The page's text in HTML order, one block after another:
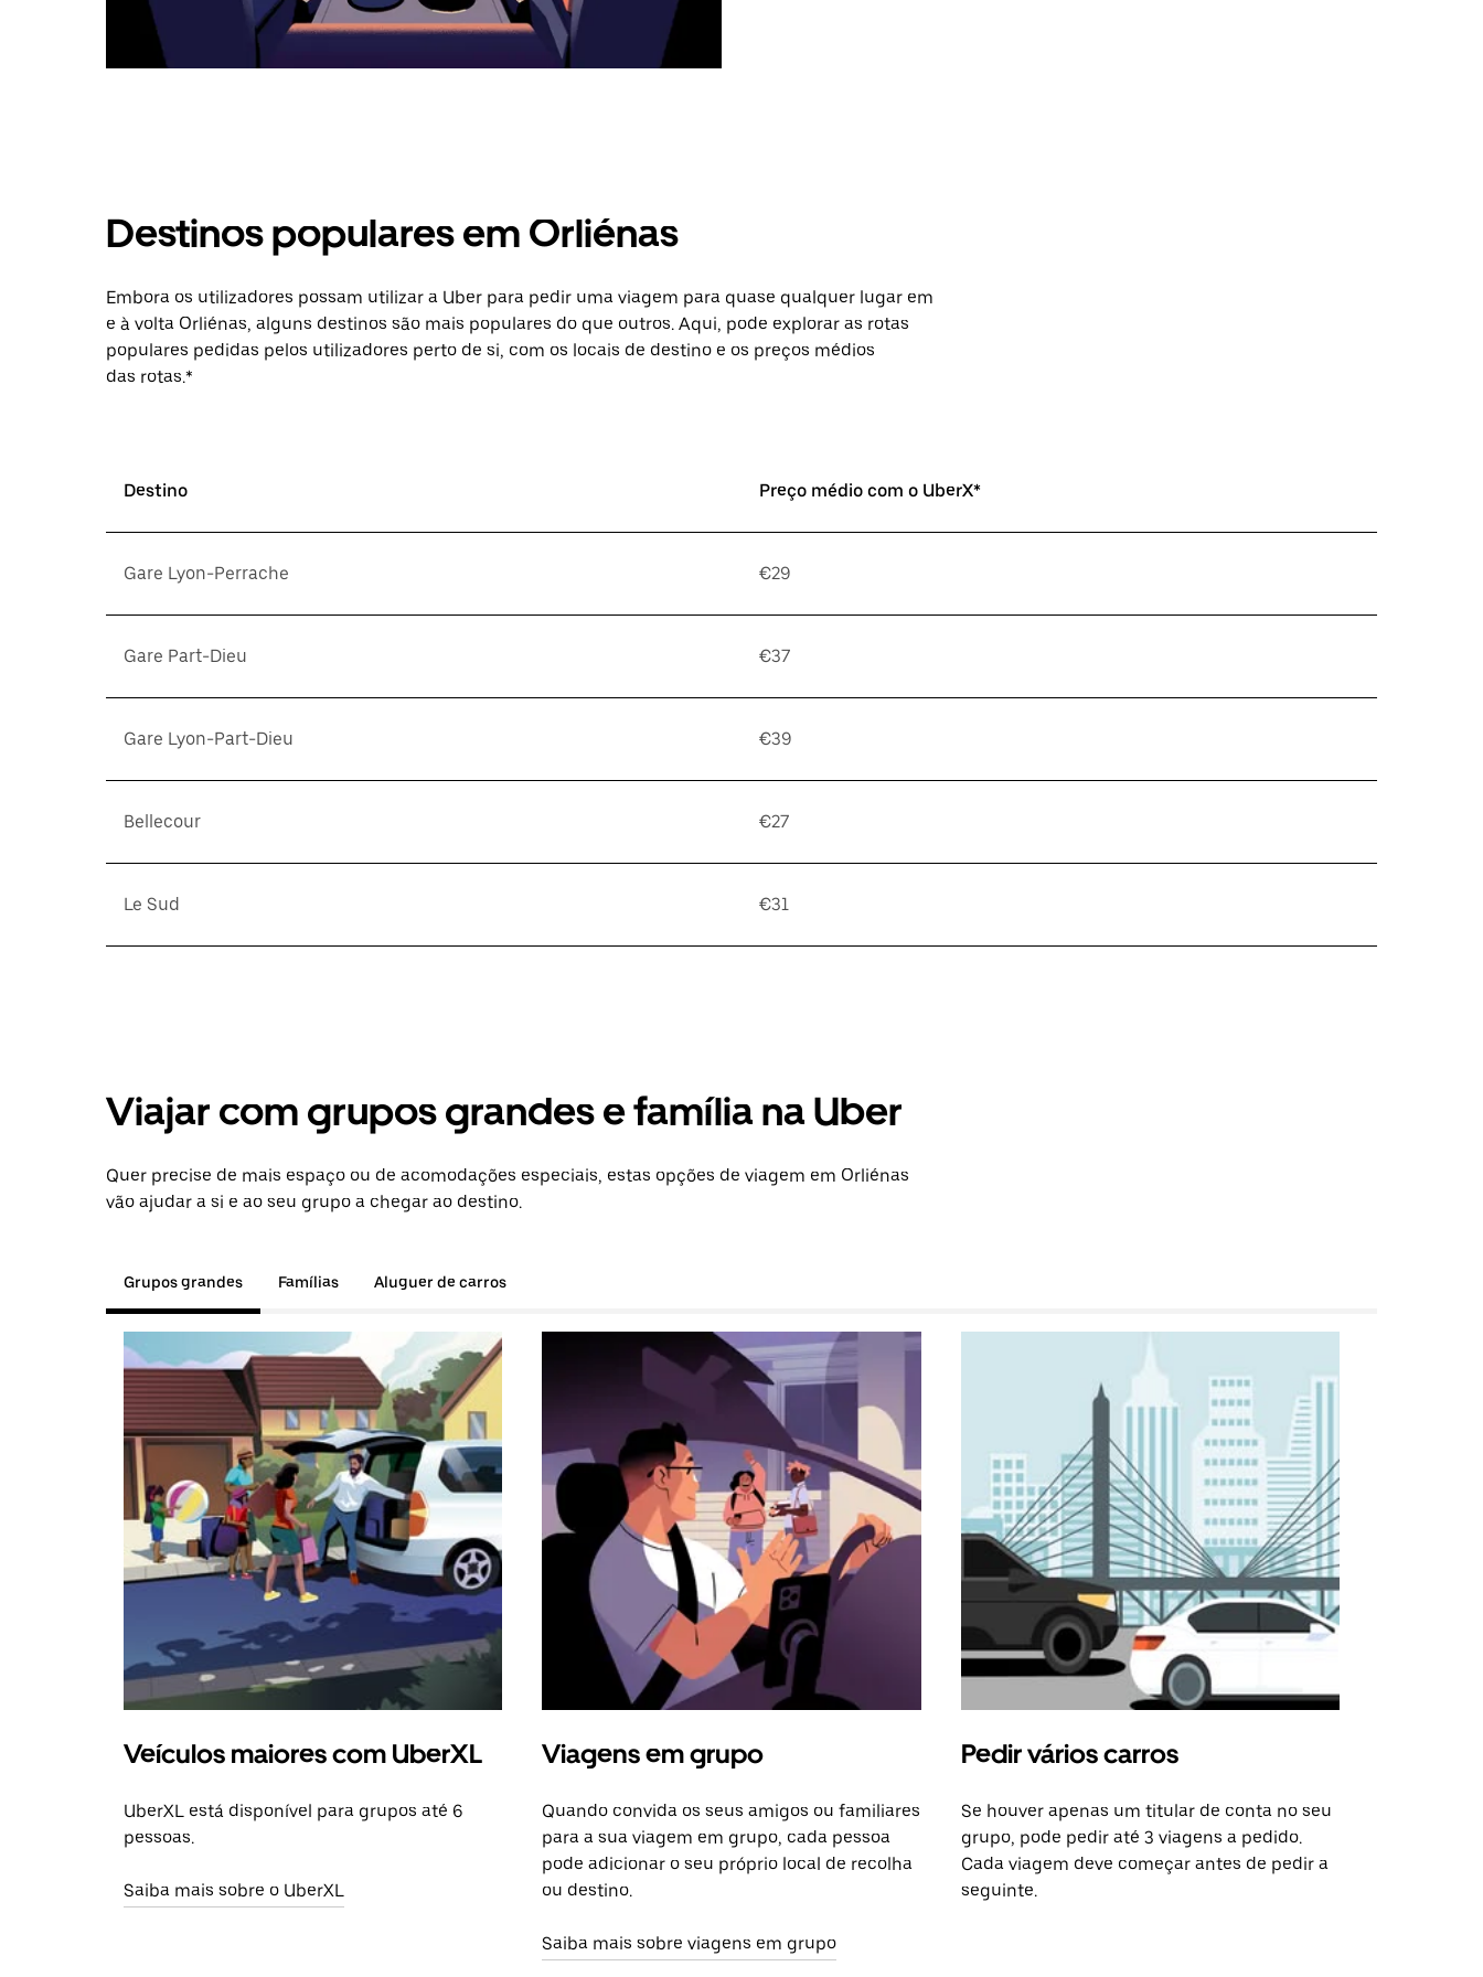
Destinos populares em Orliénas
Embora os utilizadores possam utilizar a Uber para pedir uma viagem para quase qualquer lugar em
e à volta Orliénas, alguns destinos são mais populares do que outros. Aqui, pode explorar as rotas
populares pedidas pelos utilizadores perto de si, com os locais de destino e os preços médios
das rotas.*
Destino Preço médio com o UberX*
Gare Lyon-Perrache €29
Gare Part-Dieu €37
Gare Lyon-Part-Dieu €39
Bellecour €27
Le Sud €31
Viajar com grupos grandes e família na Uber
Quer precise de mais espaço ou de acomodações especiais, estas opções de viagem em Orliénas
vão ajudar a si e ao seu grupo a chegar ao destino.
Grupos grandes Famílias Aluguer de carros
Veículos maiores com UberXL
UberXL está disponível para grupos até 6
pessoas.
Saiba mais sobre o UberXL
Viagens em grupo
Quando convida os seus amigos ou familiares
para a sua viagem em grupo, cada pessoa
pode adicionar o seu próprio local de recolha
ou destino.
Saiba mais sobre viagens em grupo
Pedir vários carros
Se houver apenas um titular de conta no seu
grupo, pode pedir até 3 viagens a pedido.
Cada viagem deve começar antes de pedir a
seguinte.